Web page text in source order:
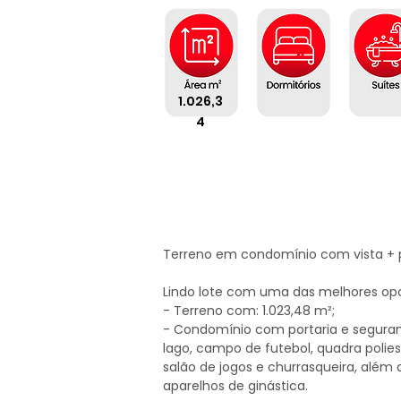
1.026,3
4
Terreno em condomínio com vista
Lindo lote com uma das melhores
- Terreno com: 1.023,48 m²;
- Condomínio com portaria e
lago, campo de futebol, quadra
salão de jogos e churrasqueira,
aparelhos de ginástica.